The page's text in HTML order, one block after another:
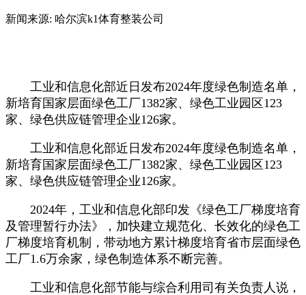
新闻来源: 哈尔滨k1体育整装公司
工业和信息化部近日发布2024年度绿色制造名单，
新培育国家层面绿色工厂1382家、绿色工业园区123
家、绿色供应链管理企业126家。
工业和信息化部近日发布2024年度绿色制造名单，
新培育国家层面绿色工厂1382家、绿色工业园区123
家、绿色供应链管理企业126家。
2024年，工业和信息化部印发《绿色工厂梯度培育
及管理暂行办法》，加快建立规范化、长效化的绿色工
厂梯度培育机制，带动地方累计梯度培育省市层面绿色
工厂1.6万余家，绿色制造体系不断完善。
工业和信息化部节能与综合利用司有关负责人说，